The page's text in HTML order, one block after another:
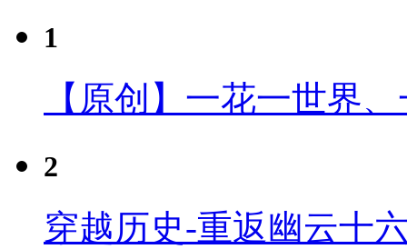
1
【原创】一花一世界
2
穿越历史-重返幽云十